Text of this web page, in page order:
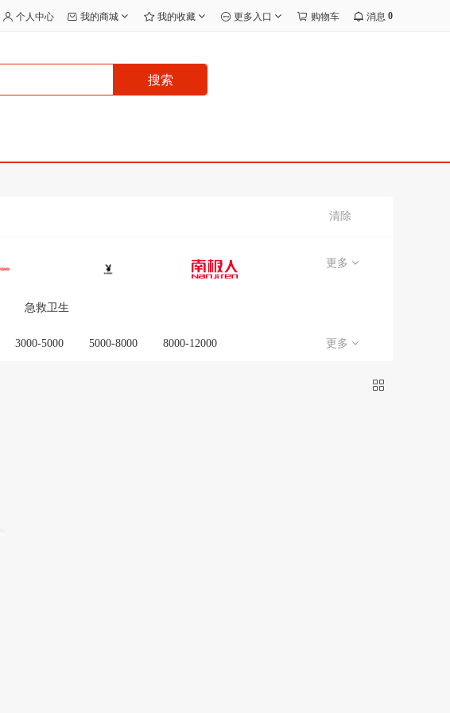
个人中心 我的商城 我的收藏 更多入口 购物车 消息 0
搜索
清除
更多
急救卫生
3000-5000 5000-8000 8000-12000 更多